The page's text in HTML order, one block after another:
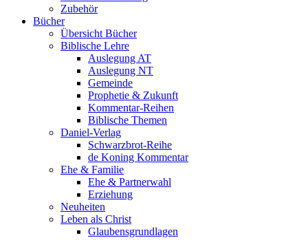
Zubehör
Bücher
Übersicht Bücher
Biblische Lehre
Auslegung AT
Auslegung NT
Gemeinde
Prophetie & Zukunft
Kommentar-Reihen
Biblische Themen
Daniel-Verlag
Schwarzbrot-Reihe
de Koning Kommentar
Ehe & Familie
Ehe & Partnerwahl
Erziehung
Neuheiten
Leben als Christ
Glaubensgrundlagen